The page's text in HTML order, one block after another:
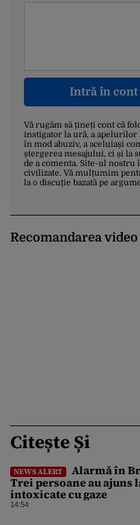
Intră în cont
Vă rugăm să țineți cont că
instigator la ură, a apelurilor
în mod abuziv, a aceluiași
ștergerea mesajului, ci și la
de a comenta. Site-ul nostru
civilizate. Vă mulțumim
la o discuție bazată pe
Recomandarea video
Citește Și
NEWS ALERT
Alarmă în
Trei persoane au ajuns
intoxicate cu gaze
14:54